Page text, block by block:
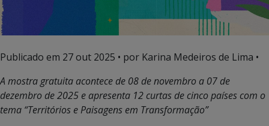
Publicado em 27 out 2025 • por Karina Medeiros de Lima •
A mostra gratuita acontece de 08 de novembro a 07 de
dezembro de 2025 e apresenta 12 curtas de cinco países com o
tema “Territórios e Paisagens em Transformação”